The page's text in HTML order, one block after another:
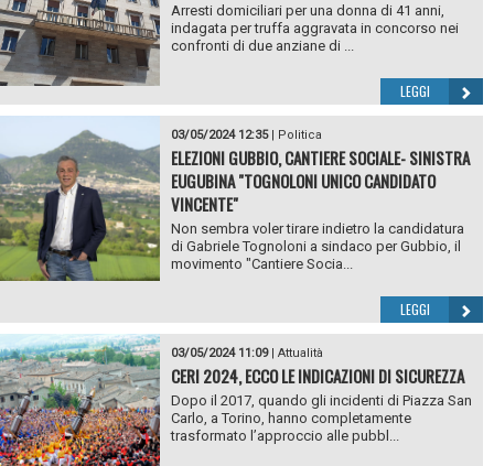
Arresti domiciliari per una donna di 41 anni,
indagata per truffa aggravata in concorso nei
confronti di due anziane di ...
LEGGI
03/05/2024 12:35| Politica
ELEZIONI GUBBIO, CANTIERE SOCIALE- SINISTRA
EUGUBINA "TOGNOLONI UNICO CANDIDATO
VINCENTE"
Non sembra voler tirare indietro la candidatura
di Gabriele Tognoloni a sindaco per Gubbio, il
movimento "Cantiere Socia...
LEGGI
03/05/2024 11:09| Attualità
CERI 2024, ECCO LE INDICAZIONI DI SICUREZZA
Dopo il 2017, quando gli incidenti di Piazza San
Carlo, a Torino, hanno completamente
trasformato l’approccio alle pubbl...